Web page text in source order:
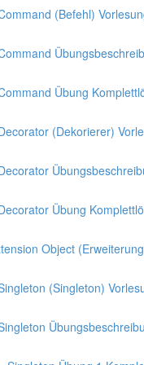
(Befehl)
Übung
(Dekorierer)
Übung
Object
(Singleton)